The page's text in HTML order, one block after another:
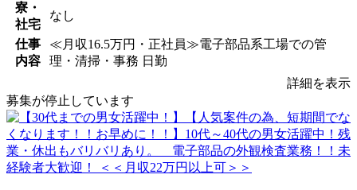
寮・
社宅
なし
仕事
内容
≪月収16.5万円・正社員≫電子部品系工場での管
理・清掃・事務 日勤
詳細を表示
募集が停止しています